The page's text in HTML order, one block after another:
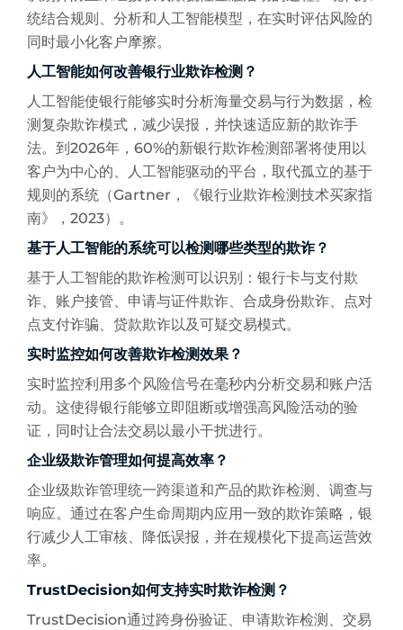
统结合规则、分析和人工智能模型，在实时评估风险的
同时最小化客户摩擦。
人工智能如何改善银行业欺诈检测？
人工智能使银行能够实时分析海量交易与行为数据，检
测复杂欺诈模式，减少误报，并快速适应新的欺诈手
法。到2026年，60%的新银行欺诈检测部署将使用以
客户为中心的、人工智能驱动的平台，取代孤立的基于
规则的系统（Gartner，《银行业欺诈检测技术买家指
南》，2023）。
基于人工智能的系统可以检测哪些类型的欺诈？
基于人工智能的欺诈检测可以识别：银行卡与支付欺
诈、账户接管、申请与证件欺诈、合成身份欺诈、点对
点支付诈骗、贷款欺诈以及可疑交易模式。
实时监控如何改善欺诈检测效果？
实时监控利用多个风险信号在毫秒内分析交易和账户活
动。这使得银行能够立即阻断或增强高风险活动的验
证，同时让合法交易以最小干扰进行。
企业级欺诈管理如何提高效率？
企业级欺诈管理统一跨渠道和产品的欺诈检测、调查与
响应。通过在客户生命周期内应用一致的欺诈策略，银
行减少人工审核、降低误报，并在规模化下提高运营效
率。
TrustDecision如何支持实时欺诈检测？
TrustDecision通过跨身份验证、申请欺诈检测、交易